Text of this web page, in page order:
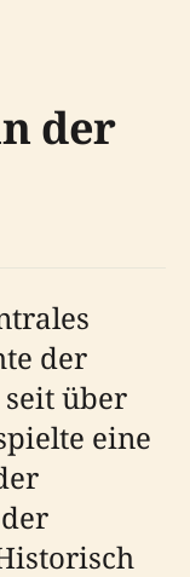
der
der
über
eine